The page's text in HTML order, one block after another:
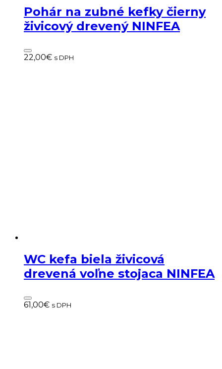
Pohár na zubné kefky čierny
živicový drevený NINFEA
22,00€ s DPH
WC kefa biela živicová
drevená voľne stojaca NINFEA
61,00€ s DPH